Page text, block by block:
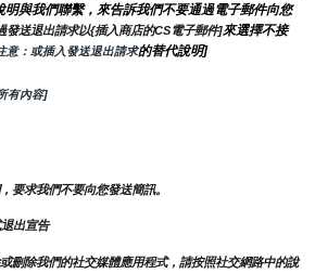
明與我們聯繫，來告訴我們不要通過電子郵件向您
發送退出請求以{插入商店的CS電子郵件]來選擇不接
意：或插入發送退出請求的替代說明]
有內容]
要求我們不要向您發送簡訊。
出宣告
刪除我們的社交媒體應用程式，請按照社交網路中的說